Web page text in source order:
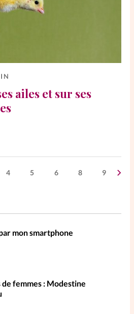
ailes et sur ses
4 5 6 8 9
mon smartphone
femmes : Modestine